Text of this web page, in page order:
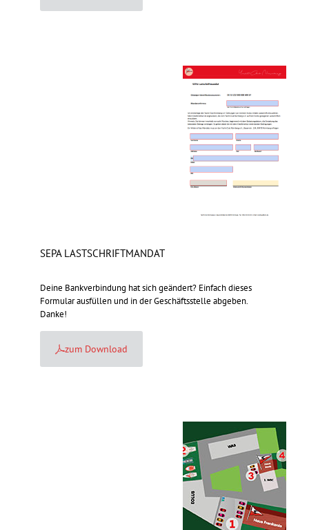
SEPA LASTSCHRIFTMANDAT
Deine Bankverbindung hat sich geändert? Einfach dieses
Formular ausfüllen und in der Geschäftsstelle abgeben.
Danke!
zum Download